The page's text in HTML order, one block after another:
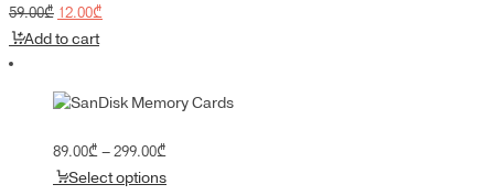
price
was:
price
59.00₾ Original
price
12.00₾Current
Add to cart
89.00₾–299.00₾Price
range:
Select options